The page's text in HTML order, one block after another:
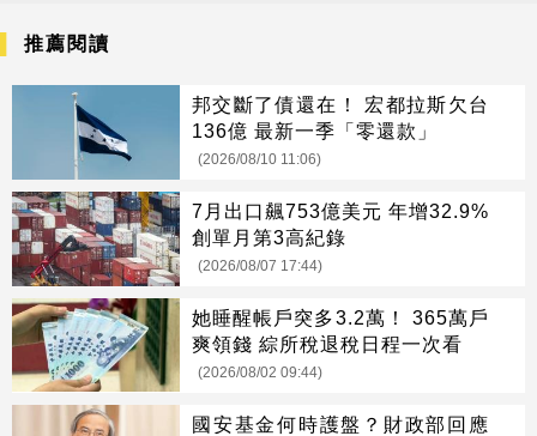
推薦閱讀
邦交斷了債還在！ 宏都拉斯欠台
136億 最新一季「零還款」
(2026/08/10 11:06)
7月出口飆753億美元 年增32.9%
創單月第3高紀錄
(2026/08/07 17:44)
她睡醒帳戶突多3.2萬！ 365萬戶
爽領錢 綜所稅退稅日程一次看
(2026/08/02 09:44)
國安基金何時護盤？財政部回應